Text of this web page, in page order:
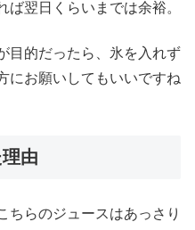
翌日くらいまでは余裕。
目的だったら、氷を入れず
にお願いしてもいいですね
由
ちらのジュースはあっさり